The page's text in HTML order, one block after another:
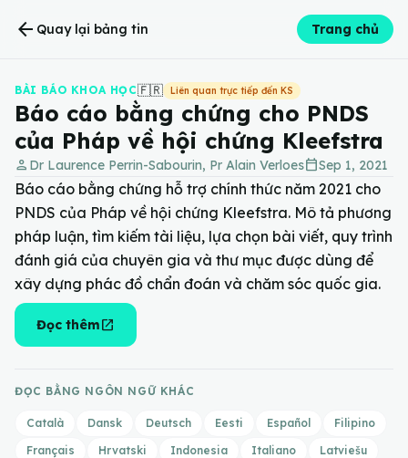
arrow_back Quay lại bảng tin Trang chủ
BÀI BÁO KHOA HỌC🇫🇷 Liên quan trực tiếp đến KS
Báo cáo bằng chứng cho PNDS
của Pháp về hội chứng Kleefstra
person Dr Laurence Perrin-Sabourin, Pr Alain Verloescalendar_todaySep 1, 2021
Báo cáo bằng chứng hỗ trợ chính thức năm 2021 cho
PNDS của Pháp về hội chứng Kleefstra. Mô tả phương
pháp luận, tìm kiếm tài liệu, lựa chọn bài viết, quy trình
đánh giá của chuyên gia và thư mục được dùng để
xây dựng phác đồ chẩn đoán và chăm sóc quốc gia.
Đọc thêmopen_in_new
ĐỌC BẰNG NGÔN NGỮ KHÁC
Català Dansk Deutsch Eesti Español
Filipino
Français
Hrvatski Indonesia Italiano
Latviešu